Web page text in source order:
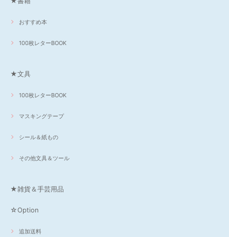
おすすめ本
100枚レターBOOK
★文具
100枚レターBOOK
マスキングテープ
シール＆紙もの
その他文具＆ツール
★雑貨＆手芸用品
☆Option
追加送料